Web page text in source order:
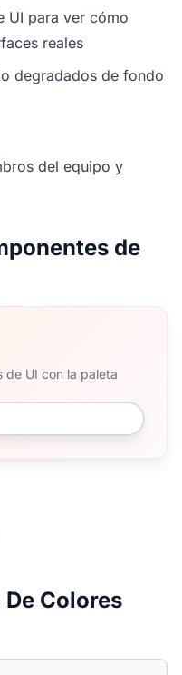
UI para ver cómo
reales
degradados de fondo
del equipo y
de
de UI con la paleta
De Colores